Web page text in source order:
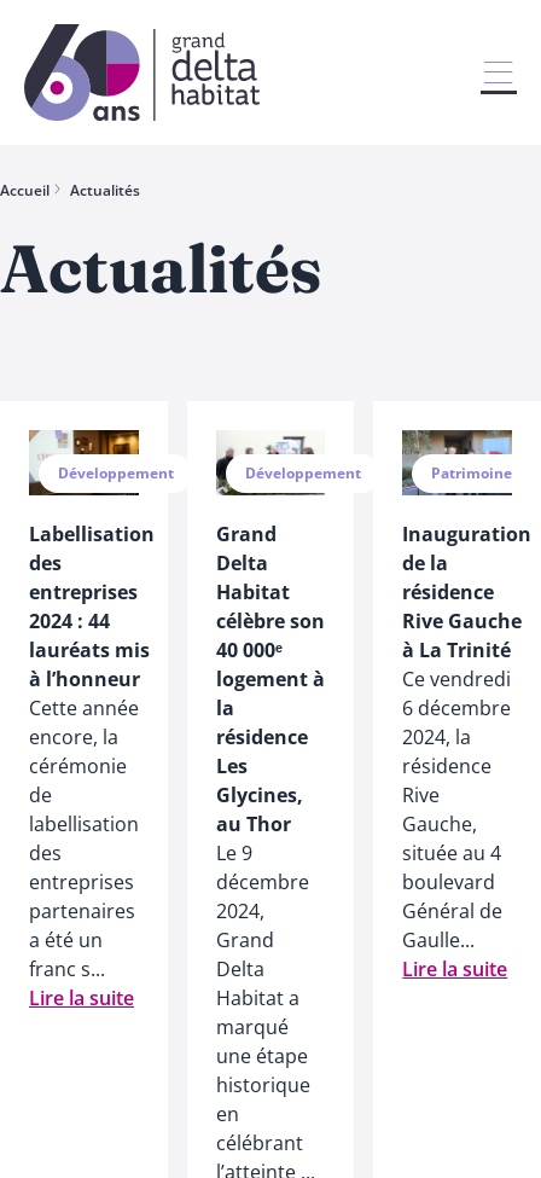
Accueil Actualités
Actualités
Développement
Labellisation
des
entreprises
2024 : 44
lauréats mis
à l’honneur
Cette année
encore, la
cérémonie
de
labellisation
des
entreprises
partenaires
a été un
franc s...
Lire la suite
Développement
Grand
Delta
Habitat
célèbre son
40 000ᵉ
logement à
la
résidence
Les
Glycines,
au Thor
Le 9
décembre
2024,
Grand
Delta
Habitat a
marqué
une étape
historique
en
célébrant
l’atteinte ...
Patrimoine
Inauguration
de la
résidence
Rive Gauche
à La Trinité
Ce vendredi
6 décembre
2024, la
résidence
Rive
Gauche,
située au 4
boulevard
Général de
Gaulle...
Lire la suite